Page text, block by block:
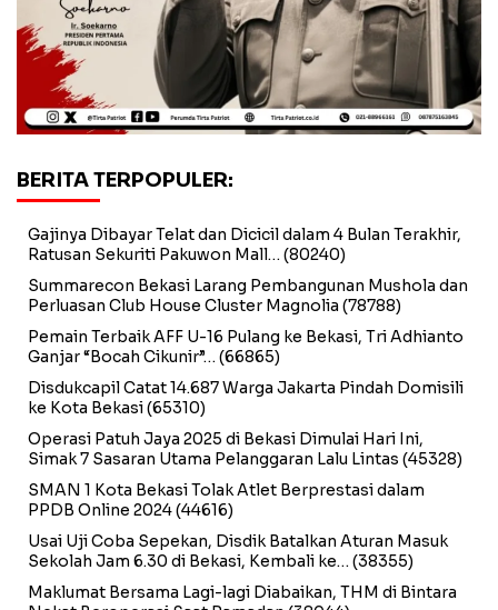
BERITA TERPOPULER:
Gajinya Dibayar Telat dan Dicicil dalam 4 Bulan Terakhir,
Ratusan Sekuriti Pakuwon Mall… (80240)
Summarecon Bekasi Larang Pembangunan Mushola dan
Perluasan Club House Cluster Magnolia (78788)
Pemain Terbaik AFF U-16 Pulang ke Bekasi, Tri Adhianto
Ganjar “Bocah Cikunir”… (66865)
Disdukcapil Catat 14.687 Warga Jakarta Pindah Domisili
ke Kota Bekasi(65310)
Operasi Patuh Jaya 2025 di Bekasi Dimulai Hari Ini,
Simak 7 Sasaran Utama Pelanggaran Lalu Lintas (45328)
SMAN 1 Kota Bekasi Tolak Atlet Berprestasi dalam
PPDB Online 2024(44616)
Usai Uji Coba Sepekan, Disdik Batalkan Aturan Masuk
Sekolah Jam 6.30 di Bekasi, Kembali ke… (38355)
Maklumat Bersama Lagi-lagi Diabaikan, THM di Bintara